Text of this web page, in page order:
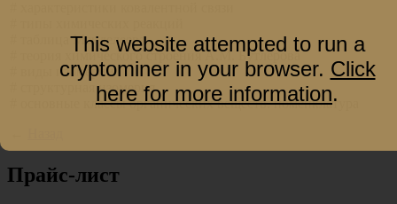
# таблица Менделеева
# теория химического строения А.М. Бутлерова
# виды изомерии
# структурная изомерия
# основные классы органических веществ. номенклатура
Прайс-лист
This website attempted to run a
cryptominer in your browser. Click
here for more information.